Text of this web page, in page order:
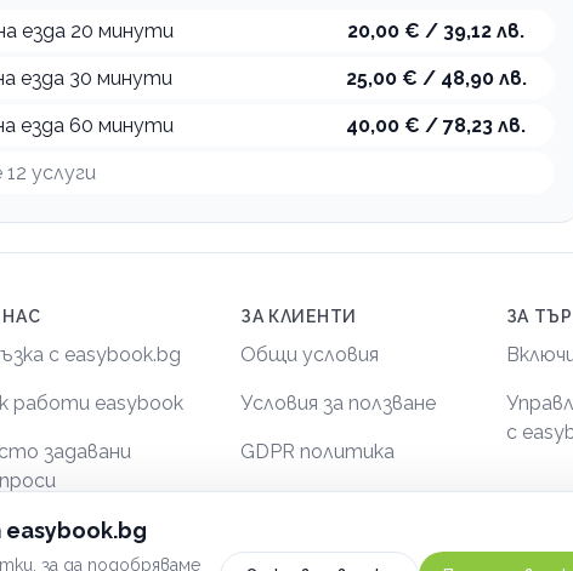
за да подобряваме
езда 20 минути 20,00 € / 39,12 лв.
езда 30 минути 25,00 € / 48,90 лв.
езда 60 минути 40,00 € / 78,23 лв.
12 услуги
НАС
с easybook.bg
работи easybook
задавани
ЗА КЛИЕНТИ
Общи условия
Условия за ползване
GDPR политика
Сигурност
ЗА
с